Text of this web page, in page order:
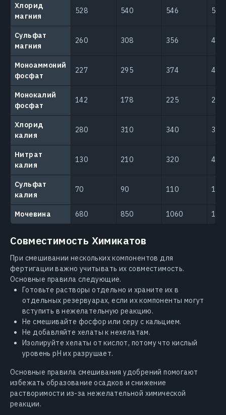
Хлорид
магния
528 540 546 568
Сульфат
магния
260 308 356 405
Моноаммоний
фосфат
227 295 374 464
Монокалий
фосфат
142 178 225 274
Хлорид
калия
280 310 340 370
Нитрат
калия
130 210 320 460
Сульфат
калия
70 90 110 130
Мочевина 680 850 1060
Совместимость Химикатов
При смешивании нескольких компонентов для
фертигации важно учитывать их совместимость.
Основные правила следующие.
Готовьте растворы отдельно и храните их в
отдельных резервуарах, если их компоненты могут
вступить в нежелательную реакцию.
Не смешивайте фосфор или серу с кальцием.
Не добавляйте хелаты к нехелатам.
Изолируйте хелаты от кислот, потому что кислый
уровень рН их разрушает.
Основные правила смешивания удобрений помогают
избежать образование осадков и снижение
растворимости из-за нежелательной химической
реакции.